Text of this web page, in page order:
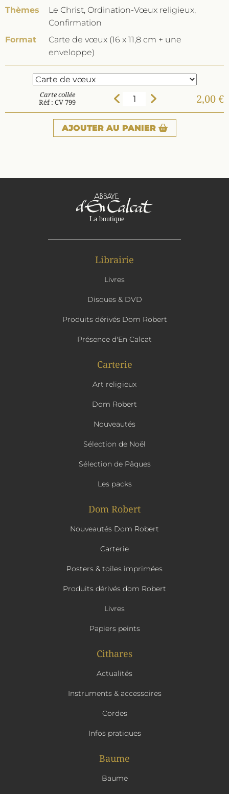
Thèmes
Le Christ, Ordination-Vœux religieux,
Confirmation
Format
Carte de vœux (16 x 11,8 cm + une
enveloppe)
Carte collée
Réf : CV 799
2,00 €
AJOUTER AU PANIER
Librairie
Livres
Disques & DVD
Produits dérivés Dom Robert
Présence d'En Calcat
Carterie
Art religieux
Dom Robert
Nouveautés
Sélection de Noël
Sélection de Pâques
Les packs
Dom Robert
Nouveautés Dom Robert
Carterie
Posters & toiles imprimées
Produits dérivés dom Robert
Livres
Papiers peints
Cithares
Actualités
Instruments & accessoires
Cordes
Infos pratiques
Baume
Baume